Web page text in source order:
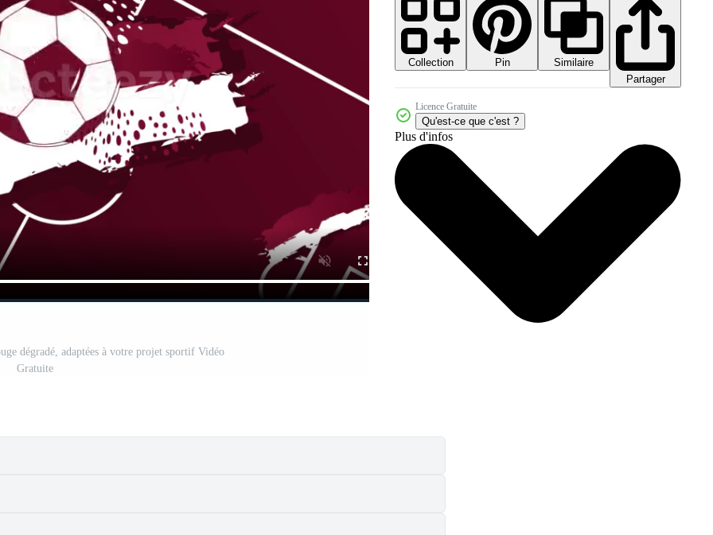
dégradé, adaptées à votre projet sportif Vidéo
Gratuite
Collection Pin
Similaire
Partager
Licence Gratuite
Qu'est-ce que c'est ?
Plus d'infos